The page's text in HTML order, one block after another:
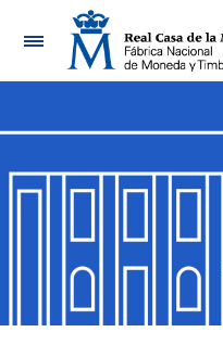
Navegación
Mostrar/Ocultar
Mostrar/Ocultar
Mostrar/Ocultar